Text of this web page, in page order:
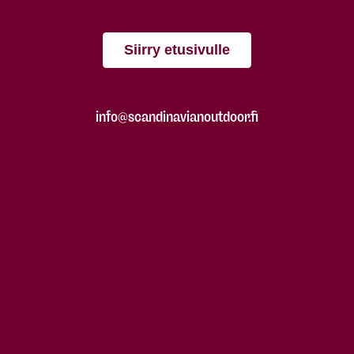
Siirry etusivulle
info@scandinavianoutdoor.fi